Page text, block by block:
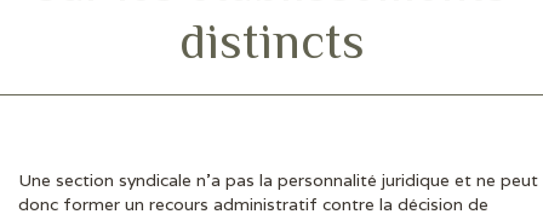
distincts
Une section syndicale n’a pas la personnalité juridique et ne peut
donc former un recours administratif contre la décision de
DERNIÈRES ACTUS